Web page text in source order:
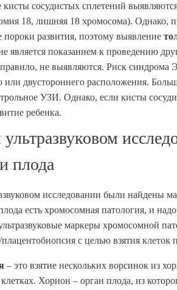
кисты сосудистых сплетений
18, лишняя 18 хромосома). Однако,
развития, поэтому выявление
является показанием к проведению
правило, не выявляются. Риск
или двустороннего расположения.
УЗИ. Однако, если кисты
ребенка.
плода
исследовании были найдены
есть хромосомная патология, и
маркеры хромосомной
с целью взятия
– это взятие нескольких ворсинок из
Хорион – орган плода, из